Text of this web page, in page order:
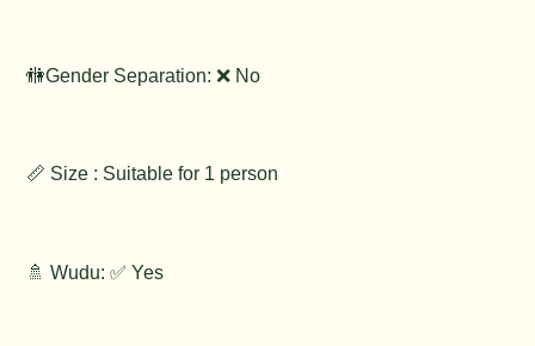
🚻Gender Separation: ❌ No
📏 Size : Suitable for 1 person
🚿 Wudu: ✅ Yes